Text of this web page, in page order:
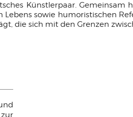
Künstlerpaar. Gemeinsam
sowie humoristischen
die sich mit den Grenzen